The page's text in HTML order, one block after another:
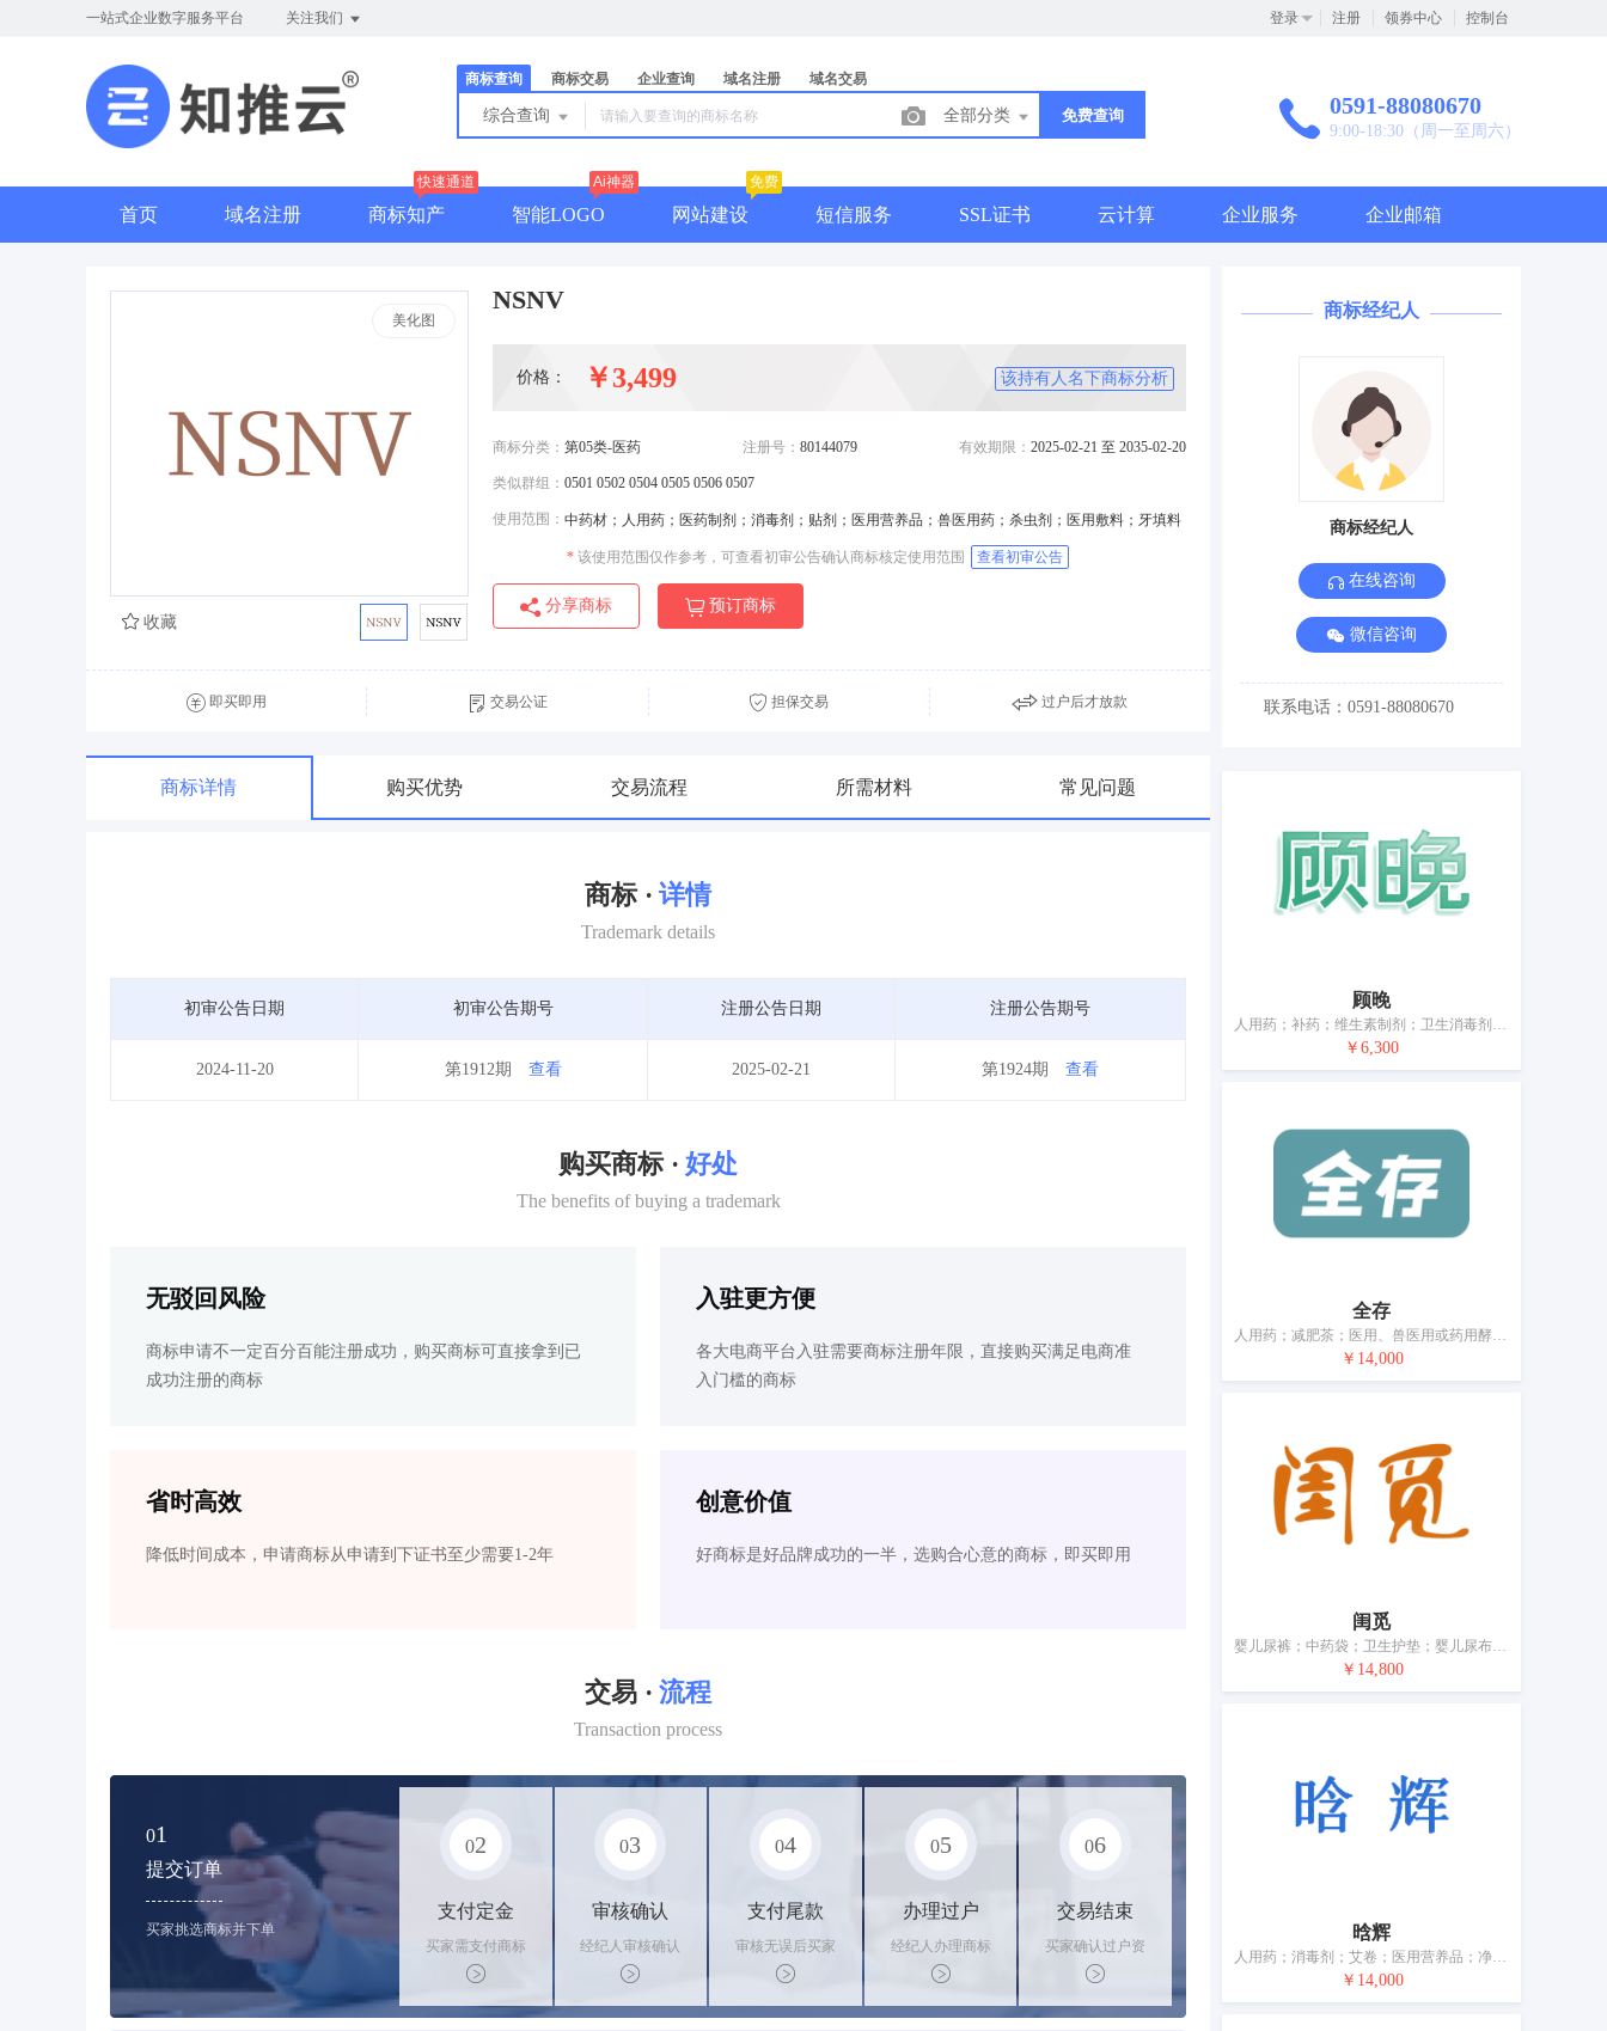
一站式企业数字服务平台 关注我们 登录 注册 领券中心 控制台
商标查询 商标交易 企业查询 域名注册 域名交易
综合查询 全部分类 免费查询 0591-88080670
9:00-18:30（周一至周六）
首页 域名注册 商标知产
快速通道
智能LOGO
Ai神器
网站建设
免费
短信服务 SSL证书 云计算 企业服务 企业邮箱
美化图
NSNV
价格： ￥3,499 该持有人名下商标分析
商标分类： 第05类-医药 注册号： 80144079 有效期限： 2025-02-21 至 2035-02-20
类似群组： 0501 0502 0504 0505 0506 0507
使用范围： 中药材；人用药；医药制剂；消毒剂；贴剂；医用营养品；兽医用药；杀虫剂；医用敷料；牙填料
* 该使用范围仅作参考，可查看初审公告确认商标核定使用范围 查看初审公告
分享商标
预订商标
收藏
即买即用 交易公证 担保交易 过户后才放款
商标详情 购买优势 交易流程 所需材料 常见问题
商标 · 详情
Trademark details
初审公告日期 初审公告期号 注册公告日期 注册公告期号
2024-11-20 第1912期 查看 2025-02-21 第1924期 查看
购买商标 · 好处
The benefits of buying a trademark
无驳回风险
商标申请不一定百分百能注册成功，购买商标可直接拿到已
成功注册的商标
入驻更方便
各大电商平台入驻需要商标注册年限，直接购买满足电商准
入门槛的商标
省时高效
降低时间成本，申请商标从申请到下证书至少需要1-2年
创意价值
好商标是好品牌成功的一半，选购合心意的商标，即买即用
交易 · 流程
Transaction process
01
提交订单
买家挑选商标并下单
02
支付定金
买家需支付商标
标价的10%的购
买订金
03
审核确认
经纪人审核确认
商标状态
04
支付尾款
审核无误后买家
支付尾款，卖家
办理相关手续
05
办理过户
经纪人办理商标
转让手续，交付
相关证书
06
交易结束
买家确认过户资
料后，平台解冻
资金支付卖家
商标经纪人
商标经纪人
在线咨询
微信咨询
联系电话：0591-88080670
顾晚
人用药；补药；维生素制剂；卫生消毒剂；营养补充剂；净化剂；兽医用药；杀害虫制剂；医用敷料；婴儿尿裤
￥6,300
全存
人用药；减肥茶；医用、兽医用或药用酵母提取物；膳食纤维；消毒剂；医用营养品；营养补充剂；净化剂；消灭有害动物制剂；卫生巾
￥14,000
闺觅
婴儿尿裤；中药袋；卫生护垫；婴儿尿布；卫生巾；无菌棉；月经内裤；消毒纸巾；药枕；防溢乳垫
￥14,800
晗辉
人用药；消毒剂；艾卷；医用营养品；净化剂；兽医用药；杀虫剂；婴儿尿裤；牙用粘胶剂
￥14,000